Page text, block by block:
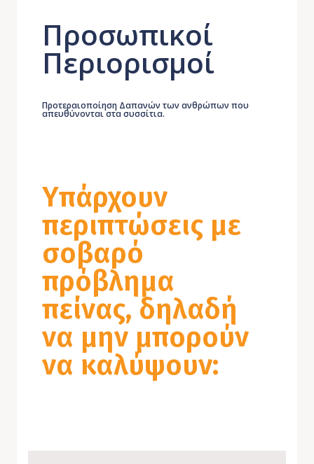
Προσωπικοί
Περιορισμοί
Προτεραιοποίηση Δαπανών των ανθρώπων που
απευθύνονται στα συσσίτια.
Υπάρχουν
περιπτώσεις με
σοβαρό
πρόβλημα
πείνας, δηλαδή
να μην μπορούν
να καλύψουν: